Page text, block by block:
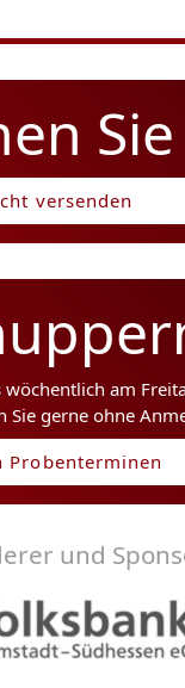
versenden
am
Sie gerne ohne
Probenterminen
und